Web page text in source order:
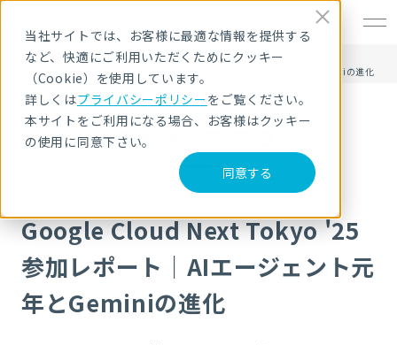
当社サイトでは、お客様に最適な情報を提供する
など、快適にご利用いただくためにクッキー
（Cookie）を使用しています。
詳しくはプライバシーポリシーをご覧ください。
本サイトをご利用になる場合、お客様はクッキー
の使用に同意下さい。
同意する
HOME
NRIセキュア ブログ
Google Cloud Next Tokyo '25参加レポート｜AIエージェント元年とGeminiの進化
NRIセキュア ブログ
Google Cloud Next Tokyo '25
参加レポート｜AIエージェント元
年とGeminiの進化